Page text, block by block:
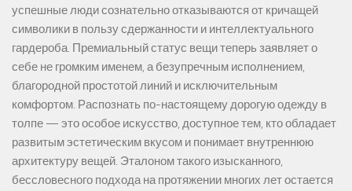
успешные люди сознательно отказываются от кричащей
символики в пользу сдержанности и интеллектуального
гардероба. Премиальный статус вещи теперь заявляет о
себе не громким именем, а безупречным исполнением,
благородной простотой линий и исключительным
комфортом. Распознать по-настоящему дорогую одежду в
толпе — это особое искусство, доступное тем, кто обладает
развитым эстетическим вкусом и понимает внутреннюю
архитектуру вещей. Эталоном такого изысканного,
бессловесного подхода на протяжении многих лет остается